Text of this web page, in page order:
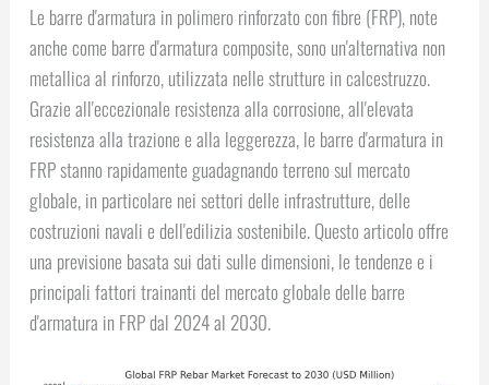
Le barre d'armatura in polimero rinforzato con fibre (FRP), note
anche come barre d'armatura composite, sono un'alternativa non
metallica al rinforzo, utilizzata nelle strutture in calcestruzzo.
Grazie all'eccezionale resistenza alla corrosione, all'elevata
resistenza alla trazione e alla leggerezza, le barre d'armatura in
FRP stanno rapidamente guadagnando terreno sul mercato
globale, in particolare nei settori delle infrastrutture, delle
costruzioni navali e dell'edilizia sostenibile. Questo articolo offre
una previsione basata sui dati sulle dimensioni, le tendenze e i
principali fattori trainanti del mercato globale delle barre
d'armatura in FRP dal 2024 al 2030.